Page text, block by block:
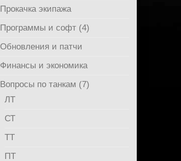
Прокачка экипажа
Программы и софт (4)
Обновления и патчи
Финансы и экономика
Вопросы по танкам (7)
ЛТ
СТ
ТТ
ПТ